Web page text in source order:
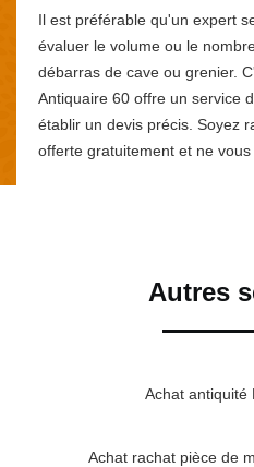
Il est préférable qu'un expert
évaluer le volume ou le
débarras de cave ou grenier.
Antiquaire 60 offre un service
établir un devis précis. Soyez
offerte gratuitement et ne vous
Autres
Achat antiquité
Achat rachat pièce de